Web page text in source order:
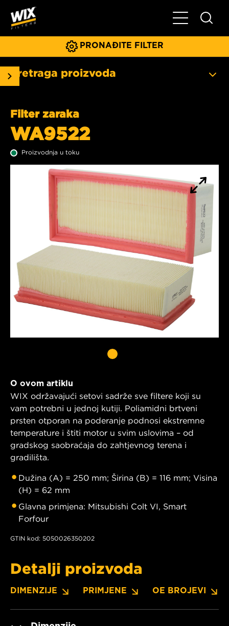
Glavni meni
PRONAĐITE FILTER
Pretraga proizvoda
Filter zaraka
WA9522
Proizvodnja u toku
O ovom artiklu
WIX održavajući setovi sadrže sve filtere koji su
vam potrebni u jednoj kutiji. Poliamidni brtveni
prsten otporan na poderanje podnosi ekstremne
temperature i štiti motor u svim uslovima – od
gradskog saobraćaja do zahtjevnog terena i
gradilišta.
Dužina (A) = 250 mm; Širina (B) = 116 mm; Visina
(H) = 62 mm
Glavna primjena: Mitsubishi Colt VI, Smart
Forfour
GTIN kod: 5050026350202
Detalji proizvoda
DIMENZIJE PRIMJENE OE BROJEVI